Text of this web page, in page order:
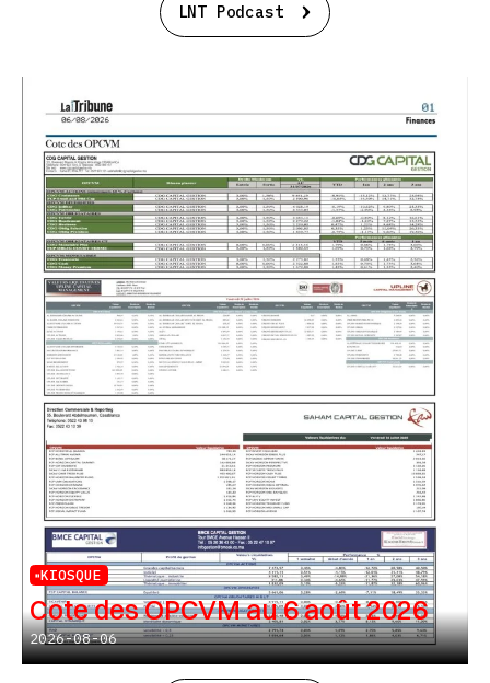
LNT Podcast
KIOSQUE
Cote des OPCVM au 6 août 2026
2026-08-06